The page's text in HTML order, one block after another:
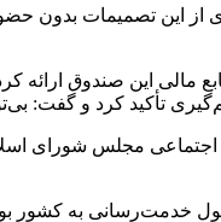
از این تصمیمات
مالی این صندوق
تأکید کرد و گفت:
مجلس شورای
به کشور